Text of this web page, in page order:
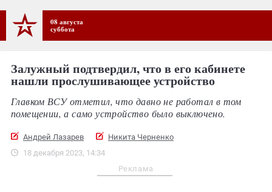
08 августа
суббота
Залужный подтвердил, что в его кабинете
нашли прослушивающее устройство
Главком ВСУ отметил, что давно не работал в том
помещении, а само устройство было выключено.
Андрей Лазарев
Никита Черненко
18 декабря 2023, 14:34
Реклама